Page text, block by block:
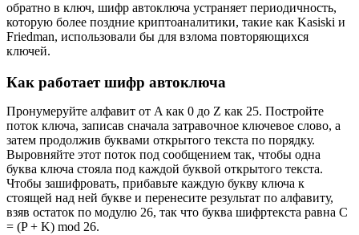
обратно в ключ, шифр автоключа устраняет периодичность,
которую более поздние криптоаналитики, такие как Kasiski и
Friedman, использовали бы для взлома повторяющихся
ключей.
Как работает шифр автоключа
Пронумеруйте алфавит от A как 0 до Z как 25. Постройте
поток ключа, записав сначала затравочное ключевое слово, а
затем продолжив буквами открытого текста по порядку.
Выровняйте этот поток под сообщением так, чтобы одна
буква ключа стояла под каждой буквой открытого текста.
Чтобы зашифровать, прибавьте каждую букву ключа к
стоящей над ней букве и перенесите результат по алфавиту,
взяв остаток по модулю 26, так что буква шифртекста равна C
= (P + K) mod 26.